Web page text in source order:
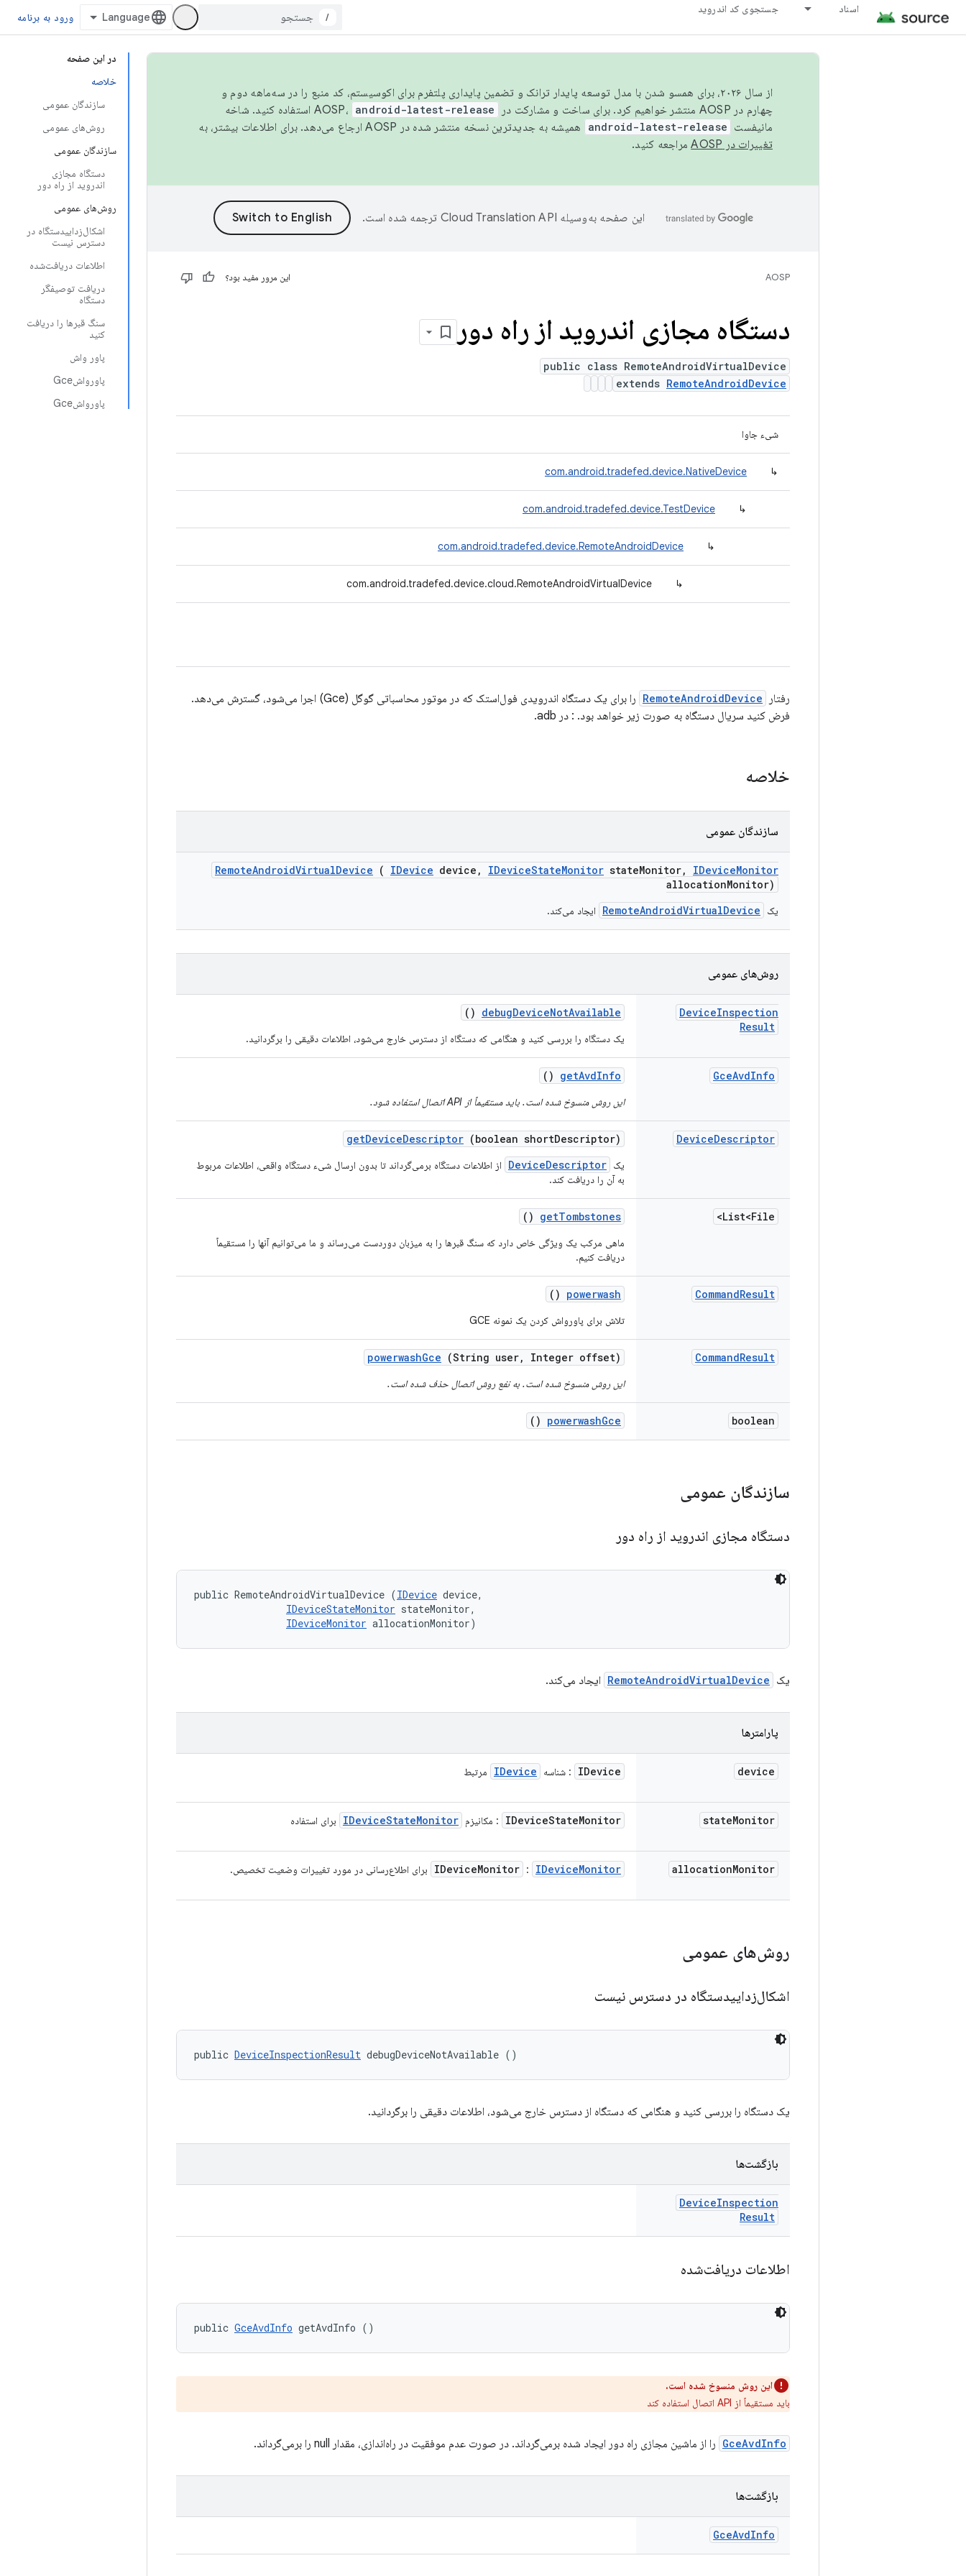
اسناد جستجوی کد اندروید
/ ورود به برنامه
در این صفحه
خلاصه
سازندگان عمومی
روش‌های عمومی
سازندگان عمومی
دستگاه مجازی
اندروید از راه دور
روش‌های عمومی
اشکال‌زداییدستگاه در
دسترس نیست
اطلاعات دریافت‌شده
دریافت توصیفگر
دستگاه
سنگ قبرها را دریافت
کنید
پاور واش
پاورواشGce
پاورواشGce
از سال ۲۰۲۶، برای همسو شدن با مدل توسعه پایدار ترانک و تضمین پایداری پلتفرم برای اکوسیستم، کد منبع را در سه‌ماهه دوم و
چهارم در AOSP منتشر خواهیم کرد. برای ساخت و مشارکت در AOSP،
android-latest-release
استفاده کنید. شاخه
مانیفست android-latest-release
همیشه به جدیدترین نسخه منتشر شده در AOSP ارجاع می‌دهد. برای اطلاعات بیشتر، به
تغییرات در AOSP
مراجعه کنید.
این صفحه به‌وسیله ترجمه شده است.
AOSP این مرور مفید بود؟
دستگاه مجازی اندروید از راه دور
public class RemoteAndroidVirtualDevice
extends RemoteAndroidDevice
شیء جاوا
↳
com.android.tradefed.device.NativeDevice
↳
com.android.tradefed.device.TestDevice
↳
com.android.tradefed.device.RemoteAndroidDevice
↳
com.android.tradefed.device.cloud.RemoteAndroidVirtualDevice
رفتار RemoteAndroidDevice
را برای یک دستگاه اندرویدی فول‌استک که در موتور محاسباتی گوگل (Gce) اجرا می‌شود، گسترش می‌دهد.
فرض کنید سریال دستگاه به صورت زیر خواهد بود. : در adb.
خلاصه
سازندگان عمومی
RemoteAndroidVirtualDevice ( IDevice device , IDeviceStateMonitor stateMonitor, IDeviceMonitor
allocationMonitor)
یک RemoteAndroidVirtualDevice ایجاد می‌کند.
روش‌های عمومی
DeviceInspection
Result
debugDeviceNotAvailable
()
یک دستگاه را بررسی کنید و هنگامی که دستگاه از دسترس خارج می‌شود، اطلاعات دقیقی را برگردانید.
GceAvdInfo
getAvdInfo
()
این روش منسوخ شده است. باید مستقیماً از API اتصال استفاده شود.
DeviceDescriptor
getDeviceDescriptor (boolean shortDescriptor)
یک DeviceDescriptor
از اطلاعات دستگاه برمی‌گرداند تا بدون ارسال شیء دستگاه واقعی، اطلاعات مربوط
به آن را دریافت کند.
List<File>
getTombstones
()
ماهی مرکب یک ویژگی خاص دارد که سنگ قبرها را به میزبان دوردست می‌رساند و ما می‌توانیم آنها را مستقیماً
دریافت کنیم.
CommandResult
powerwash
()
تلاش برای پاورواش کردن یک نمونه GCE
CommandResult
powerwashGce (String user, Integer offset)
این روش منسوخ شده است. به نفع روش اتصال حذف شده است.
boolean
powerwashGce
()
سازندگان عمومی
دستگاه مجازی اندروید از راه دور
public RemoteAndroidVirtualDevice (IDevice device,
IDeviceStateMonitor stateMonitor,
IDeviceMonitor allocationMonitor)
یک RemoteAndroidVirtualDevice ایجاد می‌کند.
پارامترها
device
IDevice : شناسه IDevice مرتبط
stateMonitor
IDeviceStateMonitor : مکانیزم IDeviceStateMonitor برای استفاده
allocationMonitor
IDeviceMonitor : IDeviceMonitor برای اطلاع‌رسانی در مورد تغییرات وضعیت تخصیص.
روش‌های عمومی
اشکال‌زداییدستگاه در دسترس نیست
public DeviceInspectionResult debugDeviceNotAvailable ()
یک دستگاه را بررسی کنید و هنگامی که دستگاه از دسترس خارج می‌شود، اطلاعات دقیقی را برگردانید.
بازگشت‌ها
DeviceInspection
Result
اطلاعات دریافت‌شده
public GceAvdInfo getAvdInfo ()
این روش منسوخ شده است.
باید مستقیماً از API اتصال استفاده کند
GceAvdInfo را از ماشین مجازی راه دور ایجاد شده برمی‌گرداند. در صورت عدم موفقیت در راه‌اندازی، مقدار null را برمی‌گرداند.
بازگشت‌ها
GceAvdInfo